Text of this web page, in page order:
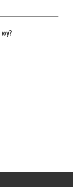
эрх, оролцоог
юу?